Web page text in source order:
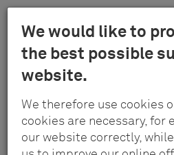
We would like to
the best possible
website.
We therefore use cookies
cookies are necessary, for
our website correctly,
Skip
content
Menu
Gestión
La funcionalidad y el